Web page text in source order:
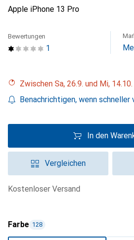
Apple iPhone 13 Pro
1
Bewertungen
Zwischen Sa, 26.9. und Mi,
Benachrichtigen, wenn schneller
In den
Vergleichen
kostenloser Versand
Farbe 128